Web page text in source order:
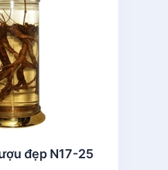
to nhờ thấu
đẹp N17-25